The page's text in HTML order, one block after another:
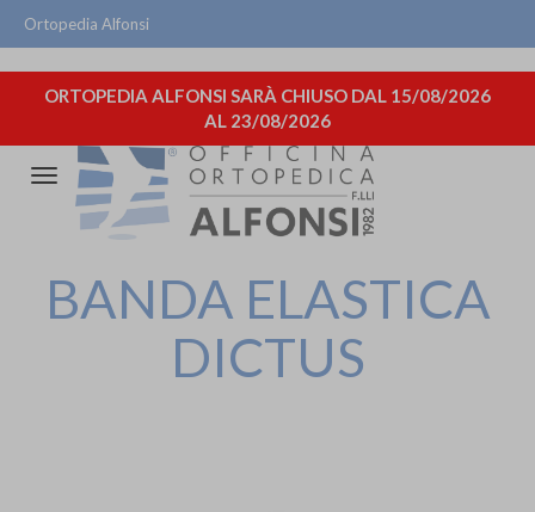
Ortopedia Alfonsi
ORTOPEDIA ALFONSI SARÀ CHIUSO DAL 15/08/2026
AL 23/08/2026
Attiva/disattiva
navigazione
BANDA ELASTICA
DICTUS